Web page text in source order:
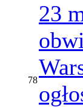
78
23